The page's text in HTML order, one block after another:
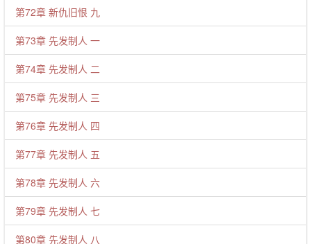
第72章 新仇旧恨 九
第73章 先发制人 一
第74章 先发制人 二
第75章 先发制人 三
第76章 先发制人 四
第77章 先发制人 五
第78章 先发制人 六
第79章 先发制人 七
第80章 先发制人 八